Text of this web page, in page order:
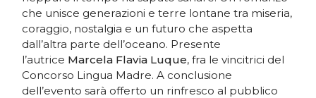
che unisce generazioni e terre lontane tra miseria,
coraggio, nostalgia e un futuro che aspetta
dall’altra parte dell’oceano. Presente
l’autrice Marcela Flavia Luque, fra le vincitrici del
Concorso Lingua Madre. A conclusione
dell’evento sarà offerto un rinfresco al pubblico